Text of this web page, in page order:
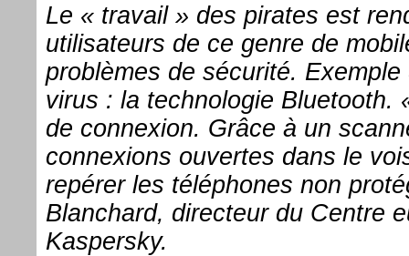
Le « travail » des pirates est
utilisateurs de ce genre de
problèmes de sécurité.
virus : la technologie Bluetooth.
de connexion. Grâce à un
connexions ouvertes dans le
repérer les téléphones non
Blanchard, directeur du Centre
Kaspersky.